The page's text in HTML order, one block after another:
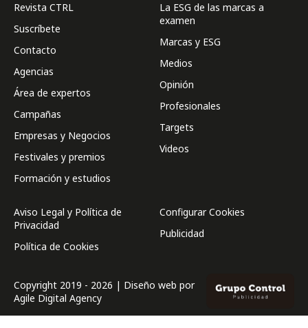
Revista CTRL
Suscríbete
Contacto
Agencias
Área de expertos
Campañas
Empresas y Negocios
Festivales y premios
Formación y estudios
La ESG de las marcas a
examen
Marcas y ESG
Medios
Opinión
Profesionales
Targets
Videos
Aviso Legal y Política de
Privacidad
Política de Cookies
Configurar Cookies
Publicidad
Copyright 2019 - 2026 | Diseño web por
Agile Digital Agency